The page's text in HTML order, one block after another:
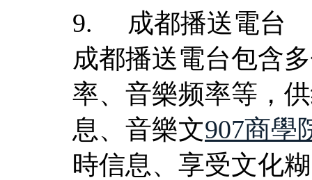
9. 成都播送電台
成都播送電台包含
率、音樂频率等，
息、音樂文907商學
時信息、享受文化